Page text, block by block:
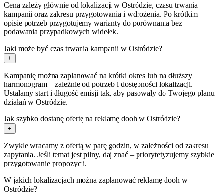
Cena zależy głównie od lokalizacji w Ostródzie, czasu trwania
kampanii oraz zakresu przygotowania i wdrożenia. Po krótkim
opisie potrzeb przygotujemy warianty do porównania bez
podawania przypadkowych widełek.
Jaki może być czas trwania kampanii w Ostródzie?
+
Kampanię można zaplanować na krótki okres lub na dłuższy
harmonogram – zależnie od potrzeb i dostępności lokalizacji.
Ustalamy start i długość emisji tak, aby pasowały do Twojego planu
działań w Ostródzie.
Jak szybko dostanę ofertę na reklamę dooh w Ostródzie?
+
Zwykle wracamy z ofertą w parę godzin, w zależności od zakresu
zapytania. Jeśli temat jest pilny, daj znać – priorytetyzujemy szybkie
przygotowanie propozycji.
W jakich lokalizacjach można zaplanować reklamę dooh w
Ostródzie?